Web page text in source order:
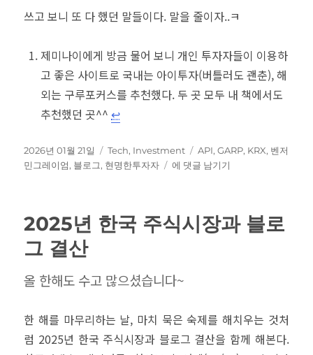
쓰고 보니 또 다 했던 말들이다. 말을 줄이자..ㅋ
제미나이에게 방금 물어 보니 개인 투자자들이 이용하
고 좋은 사이트로 국내는 아이투자(버틀러도 괜춘), 해
외는 구루포커스를 추천했다. 두 곳 모두 내 책에서도
추천했던 곳^^ ↩︎
작
성
2026년 01월 21일
카
테
Tech, Investment
태
그
API,GARP, KRX, 벤저
민그레이엄, 블로그, 현명한투자자
블
소
한
에 댓글 남기기
2025년 한국 주식시장과 블로
그 결산
올 한해도 수고 많으셨습니다~
한 해를 마무리하는 날, 마치 묵은 숙제를 해치우는 것처
럼 2025년 한국 주식시장과 블로그 결산을 함께 해본다.